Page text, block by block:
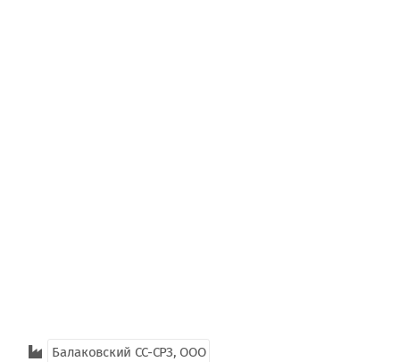
Балаковский СС-СРЗ, ООО